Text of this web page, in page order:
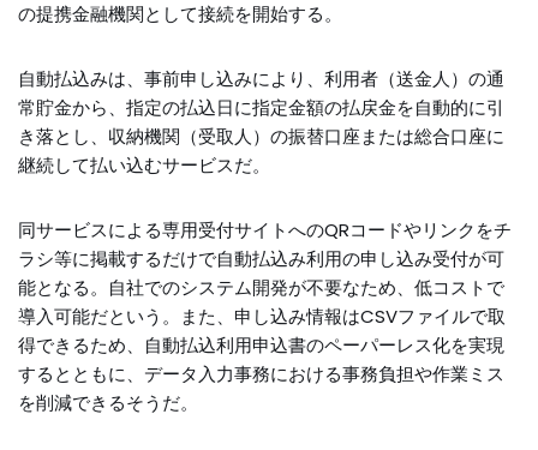
の提携金融機関として接続を開始する。
自動払込みは、事前申し込みにより、利用者（送金人）の通
常貯金から、指定の払込日に指定金額の払戻金を自動的に引
き落とし、収納機関（受取人）の振替口座または総合口座に
継続して払い込むサービスだ。
同サービスによる専用受付サイトへのQRコードやリンクをチ
ラシ等に掲載するだけで自動払込み利用の申し込み受付が可
能となる。自社でのシステム開発が不要なため、低コストで
導入可能だという。また、申し込み情報はCSVファイルで取
得できるため、自動払込利用申込書のペーパーレス化を実現
するとともに、データ入力事務における事務負担や作業ミス
を削減できるそうだ。